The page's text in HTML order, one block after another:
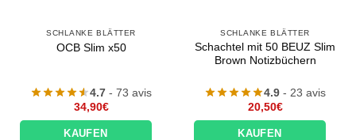
SCHLANKE BLÄTTER
OCB Slim x50
4.7 - 73 avis
34,90€
KAUFEN
SCHLANKE BLÄTTER
Schachtel mit 50 BEUZ Slim
Brown Notizbüchern
4.9 - 23 avis
20,50€
KAUFEN